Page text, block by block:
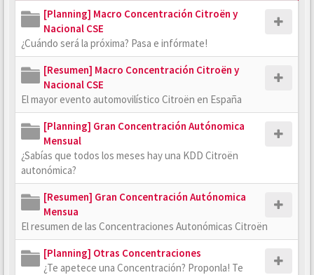
[Planning] Macro Concentración Citroën y
Nacional CSE
¿Cuándo será la próxima? Pasa e infórmate!
[Resumen] Macro Concentración Citroën y
Nacional CSE
El mayor evento automovilístico Citroën en España
[Planning] Gran Concentración Autónomica
Mensual
¿Sabías que todos los meses hay una KDD Citroën
autonómica?
[Resumen] Gran Concentración Autónomica
Mensua
El resumen de las Concentraciones Autonómicas Citroën
[Planning] Otras Concentraciones
¿Te apetece una Concentración? Proponla! Te